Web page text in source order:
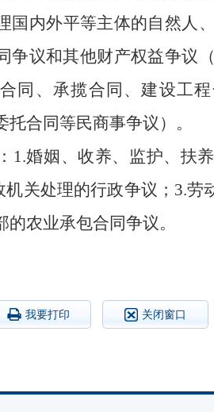
国内外平等主体的自然人
争议和其他财产权益争议
同、承揽合同、建设工
托合同等民商事争议）。
1.婚姻、收养、监护、扶
机关处理的行政争议；3.劳
农业承包合同争议。
我要打印 关闭窗口